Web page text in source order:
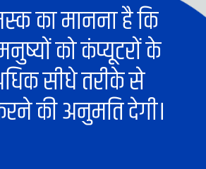
का मानना ​​है कि
को कंप्यूटरों के
सीधे तरीके से
की अनुमति देगी।